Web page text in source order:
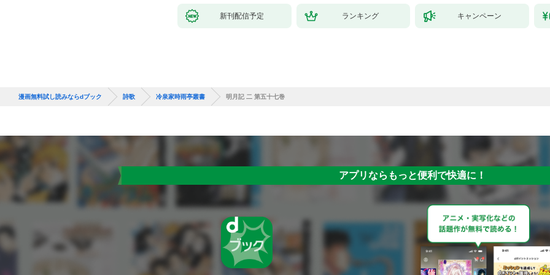
新刊配信予定 ランキング キャンペーン
漫画無料試し読みならdブック 詩歌 冷泉家時雨亭叢書 明月記 二 第五十七巻
アプリならもっと便利で快適に！